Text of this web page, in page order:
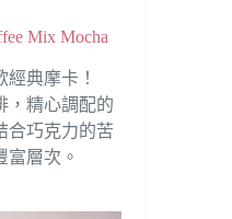
Mix Mocha
典摩卡！
，精心調配的
合巧克力的苦
富層次。